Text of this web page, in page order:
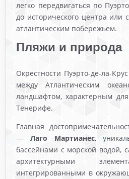
легко передвигаться по
до исторического центра или
атлантическим побережьем.
Пляжи и природа
Окрестности Пуэрто-де-ла-
между Атлантическим
ландшафтом, характерным
Тенерифе.
Главная
—Лаго Мартианес,
бассейнами с морской водой,
архитектурными
интегрированными в